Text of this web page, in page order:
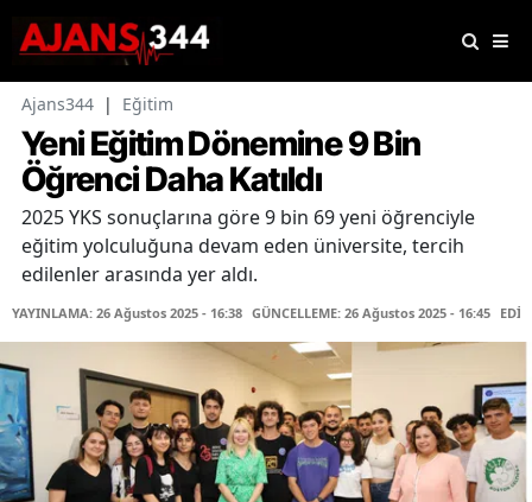
Ajans344 | Eğitim
Yeni Eğitim Dönemine 9 Bin
Öğrenci Daha Katıldı
2025 YKS sonuçlarına göre 9 bin 69 yeni öğrenciyle
eğitim yolculuğuna devam eden üniversite, tercih
edilenler arasında yer aldı.
YAYINLAMA: 26 Ağustos 2025 - 16:38 GÜNCELLEME: 26 Ağustos 2025 - 16:45